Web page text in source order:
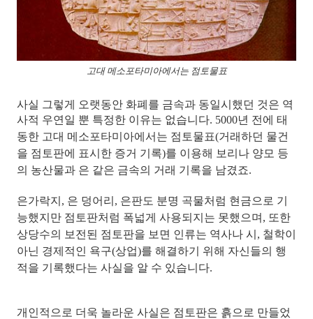
고대 메소포타미아에서는 점토물표
사실 그렇게 오랫동안 화폐를 금속과 동일시했던 것은 역
사적 우연일 뿐 특정한 이유는 없습니다. 5000년 전에 태
동한 고대 메소포타미아에서는 점토물표(거래하던 물건
을 점토판에 표시한 증거 기록)를 이용해 보리나 양모 등
의 농산물과 은 같은 금속의 거래 기록을 남겼죠.
은가락지, 은 덩어리, 은판도 분명 곡물처럼 현금으로 기
능했지만 점토판처럼 폭넓게 사용되지는 못했으며, 또한
상당수의 보전된 점토판을 보면 인류는 역사나 시, 철학이
아닌 경제적인 욕구(상업)를 해결하기 위해 자신들의 행
적을 기록했다는 사실을 알 수 있습니다.
개인적으로 더욱 놀라운 사실은 점토판은 흙으로 만들었